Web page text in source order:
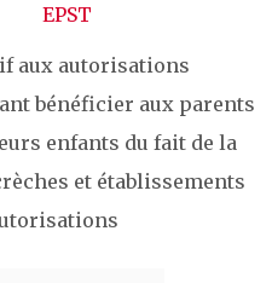
EPST
aux autorisations
bénéficier aux parents
enfants du fait de la
et établissements